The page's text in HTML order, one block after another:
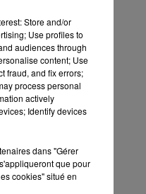
Store and/or
Use profiles to
audiences through
content; Use
fraud, and fix errors;
process personal
actively
Identify devices
dans "Gérer
que pour
cookies" situé en